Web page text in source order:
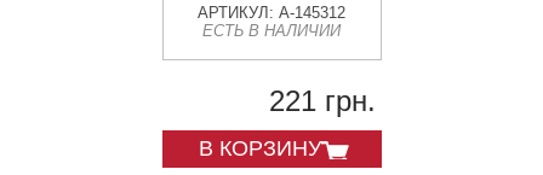
АРТИКУЛ: A-145312
ЕСТЬ В НАЛИЧИИ
221 грн.
В КОРЗИНУ